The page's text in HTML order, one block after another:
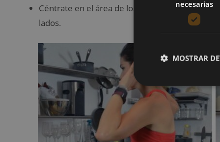
Céntrate en el área de los oblicuos, y continua
lados.
necesarias
MOSTRAR